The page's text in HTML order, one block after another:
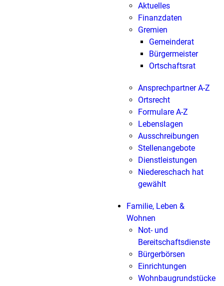
Aktuelles
Finanzdaten
Gremien
Gemeinderat
Bürgermeister
Ortschaftsrat
Ansprechpartner A-Z
Ortsrecht
Formulare A-Z
Lebenslagen
Ausschreibungen
Stellenangebote
Dienstleistungen
Niedereschach hat
gewählt
Familie, Leben &
Wohnen
Not- und
Bereitschaftsdienste
Bürgerbörsen
Einrichtungen
Wohnbaugrundstücke